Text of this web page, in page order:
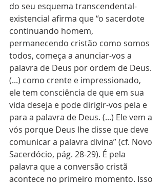
do seu esquema transcendental-
existencial afirma que “o sacerdote
continuando homem,
permanecendo cristão como somos
todos, começa a anunciar-vos a
palavra de Deus por ordem de Deus.
(...) como crente e impressionado,
ele tem consciência de que em sua
vida deseja e pode dirigir-vos pela e
para a palavra de Deus. (...) Ele vem a
vós porque Deus lhe disse que deve
comunicar a palavra divina” (cf. Novo
Sacerdócio, pág. 28-29). É pela
palavra que a conversão cristã
acontece no primeiro momento. Isso